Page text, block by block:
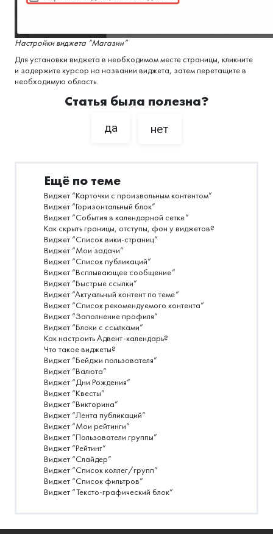
Настройки виджета “Магазин”
Для установки виджета в необходимом месте страницы, кликните
и задержите курсор на названии виджета, затем перетащите в
необходимую область.
Статья была полезна?
да нет
Ещё по теме
Виджет “Карточки с произвольным контентом”
Виджет “Горизонтальный блок”
Виджет “События в календарной сетке”
Как скрыть границы, отступы, фон у виджетов?
Виджет “Список вики-страниц”
Виджет “Мои задачи”
Виджет “Список публикаций”
Виджет “Всплывающее сообщение”
Виджет “Быстрые ссылки”
Виджет “Актуальный контент по теме”
Виджет “Список рекомендуемого контента”
Виджет “Заполнение профиля”
Виджет “Блоки с ссылками”
Как настроить Адвент-календарь?
Что такое виджеты?
Виджет “Бейджи пользователя”
Виджет “Валюта”
Виджет “Дни Рождения”
Виджет “Квесты”
Виджет “Викторина”
Виджет “Лента публикаций”
Виджет “Мои рейтинги”
Виджет “Пользователи группы”
Виджет “Рейтинг”
Виджет “Слайдер”
Виджет “Список коллег/групп”
Виджет “Список фильтров”
Виджет “Тексто-графический блок”